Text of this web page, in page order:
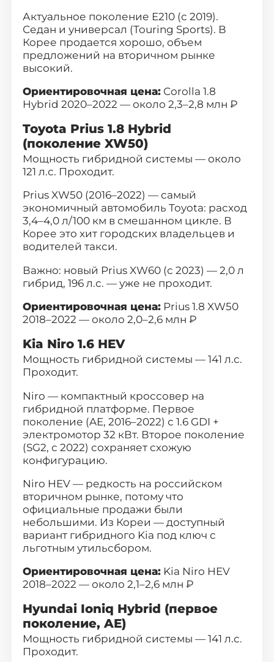
Актуальное поколение E210 (с 2019).
Седан и универсал (Touring Sports). В
Корее продается хорошо, объем
предложений на вторичном рынке
высокий.
Ориентировочная цена: Corolla 1.8
Hybrid 2020–2022 — около 2,3–2,8 млн ₽
Toyota Prius 1.8 Hybrid
(поколение XW50)
Мощность гибридной системы — около
121 л.с. Проходит.
Prius XW50 (2016–2022) — самый
экономичный автомобиль Toyota: расход
3,4–4,0 л/100 км в смешанном цикле. В
Корее это хит городских владельцев и
водителей такси.
Важно: новый Prius XW60 (с 2023) — 2,0 л
гибрид, 196 л.с. — уже не проходит.
Ориентировочная цена: Prius 1.8 XW50
2018–2022 — около 2,0–2,6 млн ₽
Kia Niro 1.6 HEV
Мощность гибридной системы — 141 л.с.
Проходит.
Niro — компактный кроссовер на
гибридной платформе. Первое
поколение (AE, 2016–2022) с 1.6 GDI +
электромотор 32 кВт. Второе поколение
(SG2, с 2022) сохраняет схожую
конфигурацию.
Niro HEV— редкость на российском
вторичном рынке, потому что
официальные продажи были
небольшими. Из Кореи — доступный
вариант гибридного Kia под ключ с
льготным утильсбором.
Ориентировочная цена: Kia Niro HEV
2018–2022 — около 2,1–2,6 млн ₽
Hyundai Ioniq Hybrid (первое
поколение, AE)
Мощность гибридной системы — 141 л.с.
Проходит.